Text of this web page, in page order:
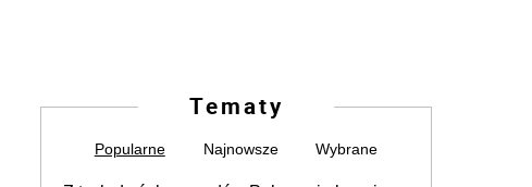
Tematy
Popularne Najnowsze Wybrane